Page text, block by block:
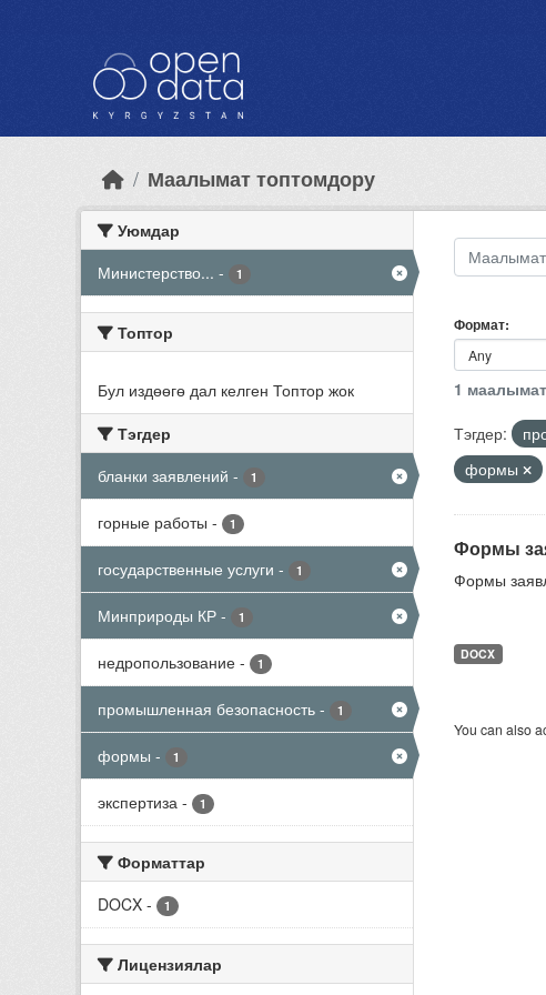
Маалымат топтомдору
Уюмдар
Министерство... - 1
Топтор
Бул издөөгө дал келген Топтор жок
Тэгдер
бланки заявлений - 1
горные работы - 1
государственные услуги - 1
Минприроды КР - 1
недропользование - 1
промышленная безопасность - 1
формы - 1
экспертиза - 1
Форматтар
DOCX - 1
Лицензиялар
Формат
1
Тэгдер:
формы
Формы
Формы
DOCX
You can also